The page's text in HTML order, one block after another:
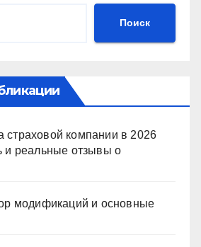
Поиск
страховой компании в 2026
и реальные отзывы о
модификаций и основные